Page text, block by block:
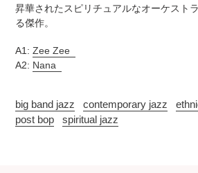
表
記
つ
い
昇華されたスピリチュアルなオーケスト
る傑作。
A1: Zee Zee
A2: Nana
big band jazz contemporary jazz
post bop
spiritual jazz